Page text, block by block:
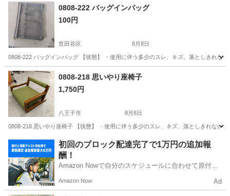
神奈川 藤沢市 0808-222 バッグインバッグ
100円
世田谷区 8月8日
0808-222 バッグインバッグ 【状態】 ・使用に伴う多少のスレ、キズ、落としきれ
東京 世田谷区 収納家具 現地
0808-218 思いやり座椅子
1,750円
八王子市 8月8日
0808-218 思いやり座椅子 【状態】 ・使用に伴う多少のスレ、キズ、落としきれな
椅子 現地
初回のブロック配達完了で1万円の追加報
酬！
Amazon Nowで自分のスケジュールに合わせて原付や
う！
Amazon Now Ad